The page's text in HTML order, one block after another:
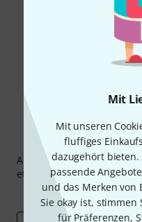
Mit
Mit unseren
fluffiges
dazugehört bieten.
passende
und das Merken von
Sie okay ist, stimmen
für Präferenzen,
Teilen
Abonniere den Thomann
etwas Glück einen von50
Inspirierende